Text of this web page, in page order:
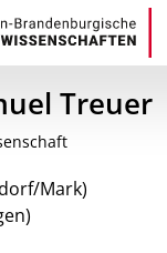
Treuer
Mark)